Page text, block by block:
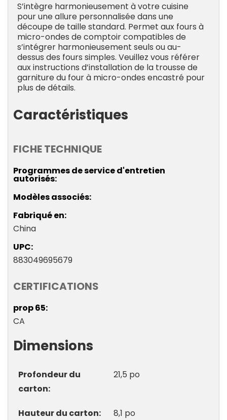
S’intègre harmonieusement à votre cuisine
pour une allure personnalisée dans une
découpe de taille standard. Permet aux fours à
micro-ondes de comptoir compatibles de
s’intégrer harmonieusement seuls ou au-
dessus des fours simples. Veuillez vous référer
aux instructions d’installation de la trousse de
garniture du four à micro-ondes encastré pour
plus de détails.
Caractéristiques
FICHE TECHNIQUE
Programmes de service d'entretien
autorisés
Modèles associés
Fabriqué en
China
UPC
883049695679
CERTIFICATIONS
prop 65
CA
Dimensions
Profondeur du
carton
21,5 po
Hauteur du carton 8,1 po